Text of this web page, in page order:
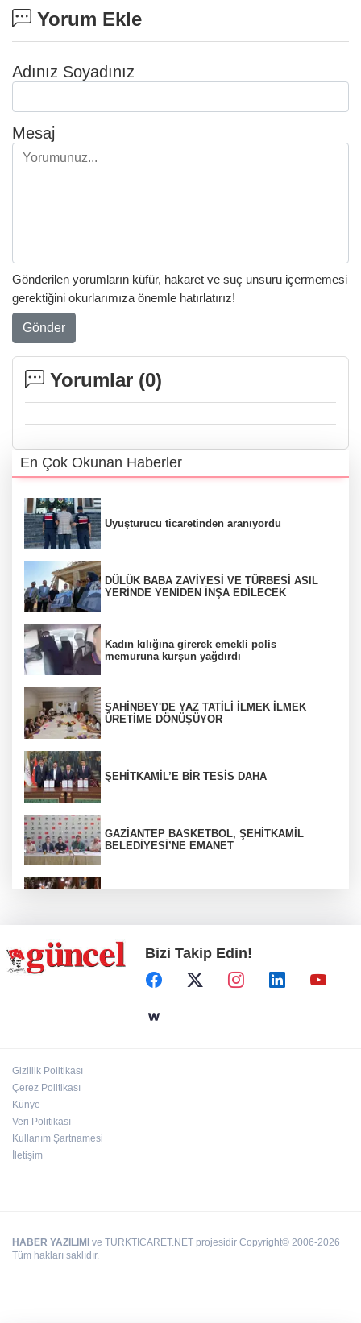
Yorum Ekle
Adınız Soyadınız
Mesaj
Gönderilen yorumların küfür, hakaret ve suç unsuru içermemesi
gerektiğini okurlarımıza önemle hatırlatırız!
Gönder
Yorumlar (0)
En Çok Okunan Haberler
Uyuşturucu ticaretinden aranıyordu
DÜLÜK BABA ZAVİYESİ VE TÜRBESİ ASIL
YERİNDE YENİDEN İNŞA EDİLECEK
Kadın kılığına girerek emekli polis
memuruna kurşun yağdırdı
ŞAHİNBEY'DE YAZ TATİLİ İLMEK İLMEK
ÜRETİME DÖNÜŞÜYOR
ŞEHİTKAMİL’E BİR TESİS DAHA
GAZİANTEP BASKETBOL, ŞEHİTKAMİL
BELEDİYESİ’NE EMANET
Silahlar ve tarihi eserler ele geçirildi
Dezavantajlı çocuklar Şehitkamil’de sporla
Bizi Takip Edin!
Gizlilik Politikası
Çerez Politikası
Künye
Veri Politikası
Kullanım Şartnamesi
İletişim
HABER YAZILIMI ve TURKTICARET.NET projesidir Copyright© 2006-2026
Tüm hakları saklıdır.